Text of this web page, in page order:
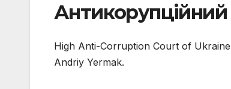
Антикорупційний
High Anti-Corruption Court of
Andriy Yermak.